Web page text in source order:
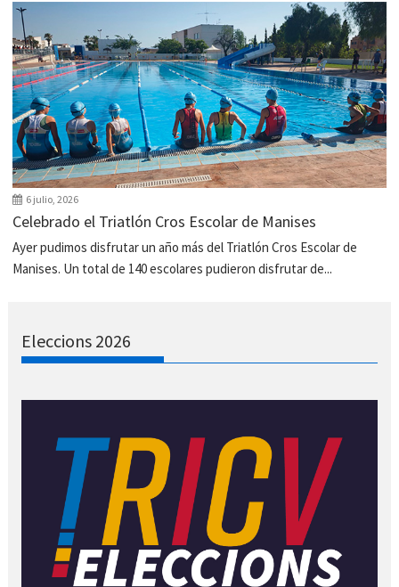
6 julio, 2026
Celebrado el Triatlón Cros Escolar de Manises
Ayer pudimos disfrutar un año más del Triatlón Cros Escolar de
Manises. Un total de 140 escolares pudieron disfrutar de...
Eleccions 2026